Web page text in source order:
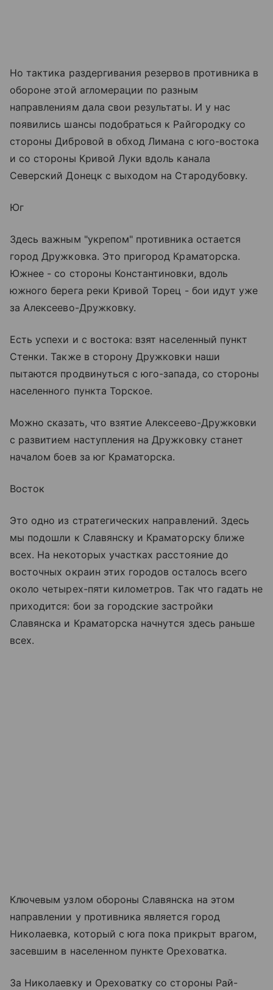
Но тактика раздергивания резервов противника в
обороне этой агломерации по разным
направлениям дала свои результаты. И у нас
появились шансы подобраться к Райгородку со
стороны Дибровой в обход Лимана с юго-востока
и со стороны Кривой Луки вдоль канала
Северский Донецк с выходом на Стародубовку.
Юг
Здесь важным "укрепом" противника остается
город Дружковка. Это пригород Краматорска.
Южнее - со стороны Константиновки, вдоль
южного берега реки Кривой Торец - бои идут уже
за Алексеево-Дружковку.
Есть успехи и с востока: взят населенный пункт
Стенки. Также в сторону Дружковки наши
пытаются продвинуться с юго-запада, со стороны
населенного пункта Торское.
Можно сказать, что взятие Алексеево-Дружковки
с развитием наступления на Дружковку станет
началом боев за юг Краматорска.
Восток
Это одно из стратегических направлений. Здесь
мы подошли к Славянску и Краматорску ближе
всех. На некоторых участках расстояние до
восточных окраин этих городов осталось всего
около четырех-пяти километров. Так что гадать не
приходится: бои за городские застройки
Славянска и Краматорска начнутся здесь раньше
всех.
Ключевым узлом обороны Славянска на этом
направлении у противника является город
Николаевка, который с юга пока прикрыт врагом,
засевшим в населенном пункте Ореховатка.
За Николаевку и Ореховатку со стороны Рай-